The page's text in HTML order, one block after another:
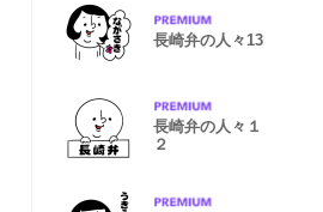
長崎弁の人々13
長崎弁の人々１
２